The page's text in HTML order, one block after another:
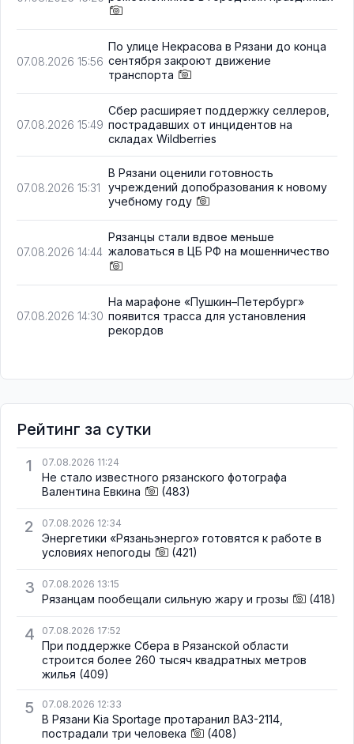
07.08.2026 15:56
По улице Некрасова в Рязани до конца
сентября закроют движение
транспорта
07.08.2026 15:49
Сбер расширяет поддержку селлеров,
пострадавших от инцидентов на
складах Wildberries
07.08.2026 15:31
В Рязани оценили готовность
учреждений допобразования к новому
учебному году
07.08.2026 14:44
Рязанцы стали вдвое меньше
жаловаться в ЦБ РФ на мошенничество
07.08.2026 14:30
На марафоне «Пушкин–Петербург»
появится трасса для установления
рекордов
Рейтинг за сутки
1
07.08.2026 11:24
Не стало известного рязанского фотографа
Валентина Евкина
(483)
2 07.08.2026 12:34
Энергетики «Рязаньэнерго» готовятся к работе в
условиях непогоды
(421)
3 07.08.2026 13:15
Рязанцам пообещали сильную жару и грозы (418)
4 07.08.2026 17:52
При поддержке Сбера в Рязанской области
строится более 260 тысяч квадратных метров
жилья (409)
5 07.08.2026 12:33
В Рязани Kia Sportage протаранил ВАЗ-2114,
пострадали три человека
(408)